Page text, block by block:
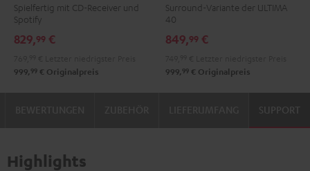
3
Schwarz
3
Spielfertig mit CD-Receiver und
Spotify
829,99 €
999, 99 € Originalpreis
"5.1-
Schwarz
"5.1-
Weiß
Schwarz
Surround-Variante der ULTIMA
40
849,99 €
999, 99 € Originalpreis
SUPPORT
Highlights